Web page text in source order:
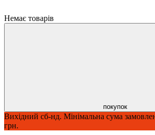
Немає товарів
покупок
Вихідний сб-нд. Мінімальна сума
грн.